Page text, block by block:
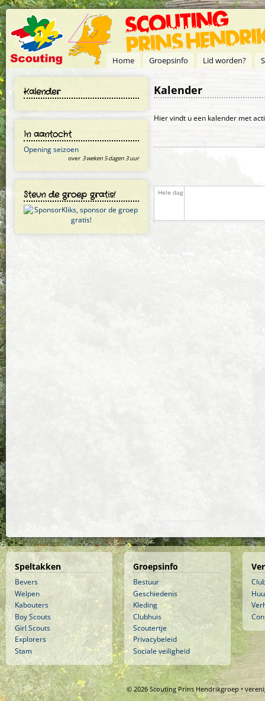
Overslaan en naar de inhoud gaan
Home Groepsinfo Lid worden?
Kalender
In aantocht
Opening seizoen
over 3 weken 5 dagen 3 uur
Steun de groep gratis!
Kalender
Primaire tabs
Hier vindt u een kalender met
Hele dag
Speltakken
Bevers
Welpen
Kabouters
Boy Scouts
Girl Scouts
Explorers
Stam
Groepsinfo
Bestuur
Geschiedenis
Kleding
Clubhuis
Scoutertje
Privacybeleid
Sociale veiligheid
© 2026 Scouting Prins Hendrikgroep •